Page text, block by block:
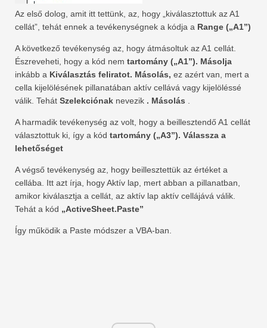
Az első dolog, amit itt tettünk, az, hogy „kiválasztottuk az A1
cellát”, tehát ennek a tevékenységnek a kódja a Range („A1”)
A következő tevékenység az, hogy átmásoltuk az A1 cellát.
Észreveheti, hogy a kód nem tartomány („A1”). Másolja
inkább a Kiválasztás feliratot. Másolás, ez azért van, mert a
cella kijelölésének pillanatában aktív cellává vagy kijelöléssé
válik. Tehát Szelekciónak nevezik . Másolás
A harmadik tevékenység az volt, hogy a beillesztendő A1 cellát
választottuk ki, így a kód tartomány („A3”). Válassza a
lehetőséget
A végső tevékenység az, hogy beillesztettük az értéket a
cellába. Itt azt írja, hogy Aktív lap, mert abban a pillanatban,
amikor kiválasztja a cellát, az aktív lap aktív cellájává válik.
Tehát a kód „ActiveSheet.Paste”
Így működik a Paste módszer a VBA-ban.